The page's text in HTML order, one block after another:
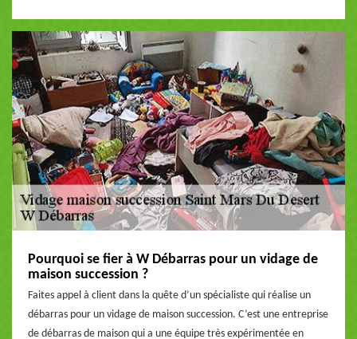
Pourquoi se fier à W Débarras pour un vidage de
maison succession ?
Faites appel à client dans la quête d’un spécialiste qui réalise un
débarras pour un vidage de maison succession. C’est une entreprise
de débarras de maison qui a une équipe très expérimentée en